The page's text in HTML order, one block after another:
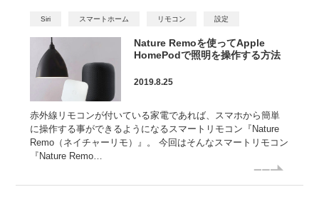
Siri スマートホーム リモコン 設定
Nature Remoを使ってApple
HomePodで照明を操作する方法
2019.8.25
赤外線リモコンが付いている家電であれば、スマホから簡単
に操作する事ができるようになるスマートリモコン『Nature
Remo（ネイチャーリモ）』。 今回はそんなスマートリモコン
『Nature Remo…